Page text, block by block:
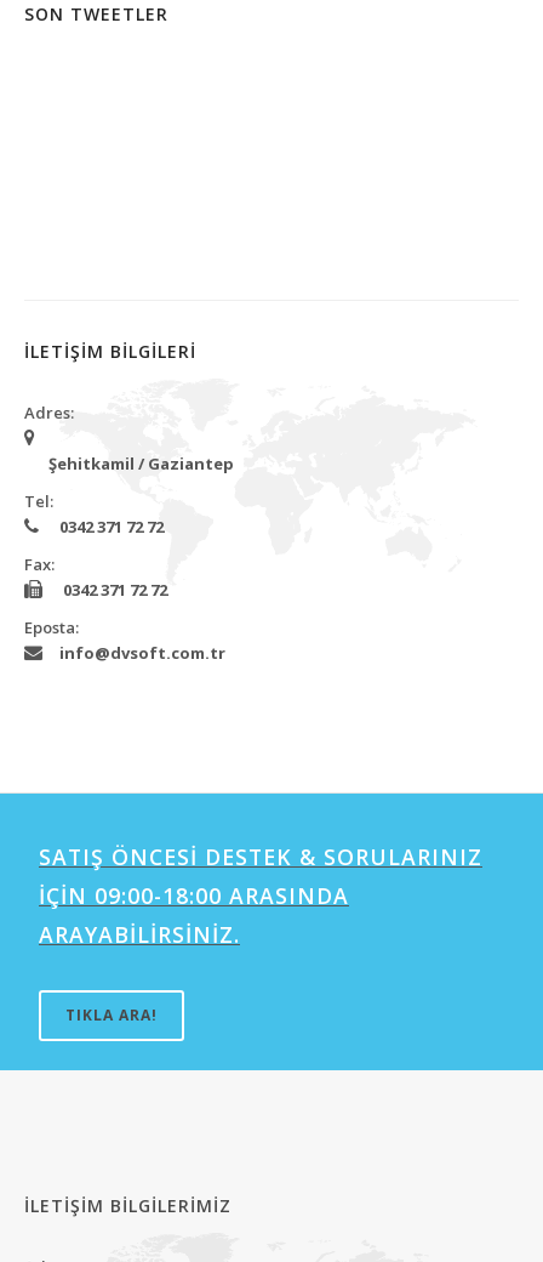
SON TWEETLER
İLETİŞİM BİLGİLERİ
Adres:
Şehitkamil / Gaziantep
Tel:
0342 371 72 72
Fax:
0342 371 72 72
Eposta:
info@dvsoft.com.tr
SATIŞ ÖNCESİ DESTEK & SORULARINIZ
İÇİN 09:00-18:00 ARASINDA
ARAYABİLİRSİNİZ.
TIKLA ARA!
İLETİŞİM BİLGİLERİMİZ